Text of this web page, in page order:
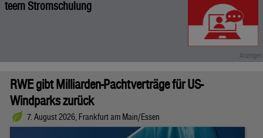
teem Stromschulung
RWE gibt Milliarden-Pachtverträge für US-
Windparks zurück
7. August 2026, Frankfurt am Main/Essen